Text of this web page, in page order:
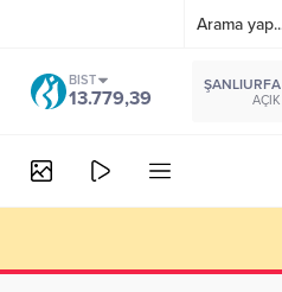
BIST
13.779,39
ŞANLIURFA
AÇIK